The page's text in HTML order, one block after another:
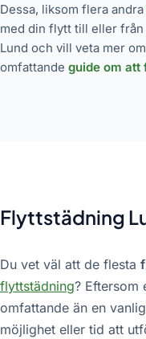
flytten.
Dessa, liksom flera andra
med din flytt till eller från
Lund och vill veta mer
omfattande guide om att
Flyttstädning
Du vet väl att de flesta
flyttstädning? Eftersom
omfattande än en
möjlighet eller tid att